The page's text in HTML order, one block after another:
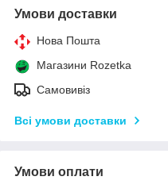
Умови доставки
Нова Пошта
Магазини Rozetka
Самовивіз
Всі умови доставки
Умови оплати